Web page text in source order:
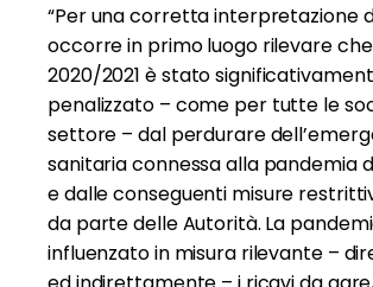
“Per una corretta interpretazione
occorre in primo luogo rilevare che
2020/2021 è stato
penalizzato – come per tutte le
settore – dal perdurare
sanitaria connessa alla pandemia
e dalle conseguenti misure
da parte delle Autorità. La
influenzato in misura rilevante –